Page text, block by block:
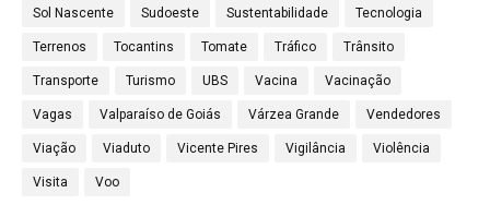
Sol Nascente Sudoeste Sustentabilidade Tecnologia
Terrenos Tocantins Tomate Tráfico Trânsito
Transporte Turismo UBS Vacina Vacinação
Vagas Valparaíso de Goiás Várzea Grande Vendedores
Viação Viaduto Vicente Pires Vigilância Violência
Visita Voo